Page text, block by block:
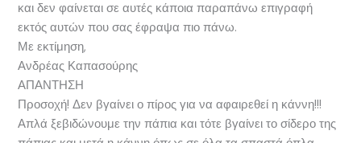
και δεν φαίνεται σε αυτές κάποια παραπάνω επιγραφή
εκτός αυτών που σας έφραψα πιο πάνω.
Με εκτίμηση,
Ανδρέας Καπασούρης
ΑΠΑΝΤΗΣΗ
Προσοχή! Δεν βγαίνει ο πίρος για να αφαιρεθεί η κάννη!!!
Απλά ξεβιδώνουμε την πάπια και τότε βγαίνει το σίδερο της